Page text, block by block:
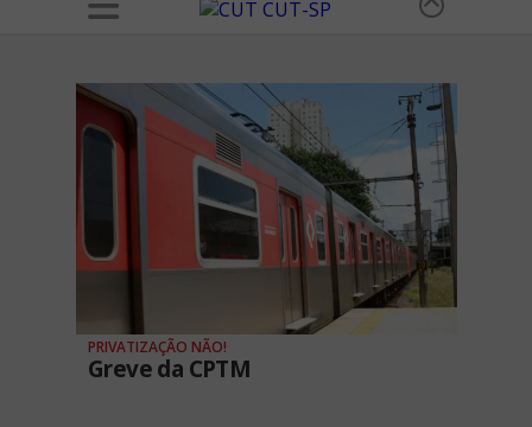
PRIVATIZAÇÃO NÃO!
Greve da CPTM